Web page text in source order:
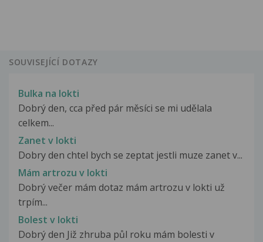
SOUVISEJÍCÍ DOTAZY
Bulka na lokti
Dobrý den, cca před pár měsíci se mi udělala
celkem...
Zanet v lokti
Dobry den chtel bych se zeptat jestli muze zanet v...
Mám artrozu v lokti
Dobrý večer mám dotaz mám artrozu v lokti už
trpím...
Bolest v lokti
Dobrý den Již zhruba půl roku mám bolesti v